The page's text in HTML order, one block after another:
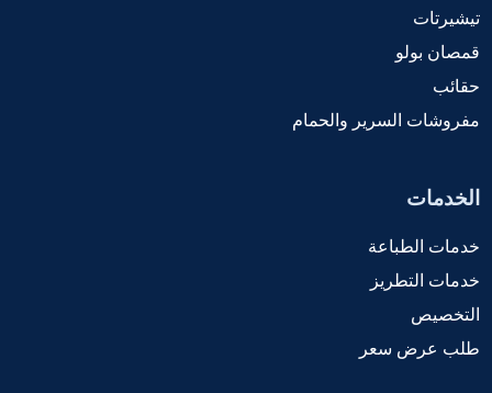
تيشيرتات
قمصان بولو
حقائب
مفروشات السرير والحمام
الخدمات
خدمات الطباعة
خدمات التطريز
التخصيص
طلب عرض سعر